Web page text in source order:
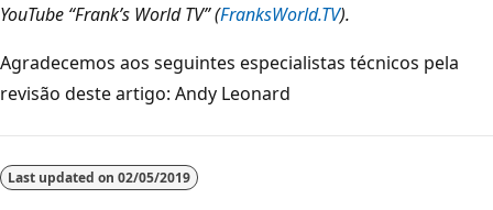
YouTube “Frank’s World TV” (FranksWorld.TV).
Agradecemos aos seguintes especialistas técnicos pela
revisão deste artigo: Andy Leonard
Last updated on 02/05/2019